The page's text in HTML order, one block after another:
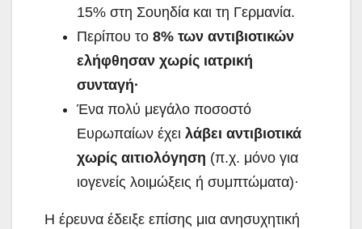
15% στη Σουηδία και τη Γερμανία.
Περίπου το 8% των αντιβιοτικών
ελήφθησαν χωρίς ιατρική
συνταγή·
Ένα πολύ μεγάλο ποσοστό
Ευρωπαίων έχει λάβει αντιβιοτικά
χωρίς αιτιολόγηση (π.χ. μόνο για
ιογενείς λοιμώξεις ή συμπτώματα)·
Η έρευνα έδειξε επίσης μια ανησυχητική